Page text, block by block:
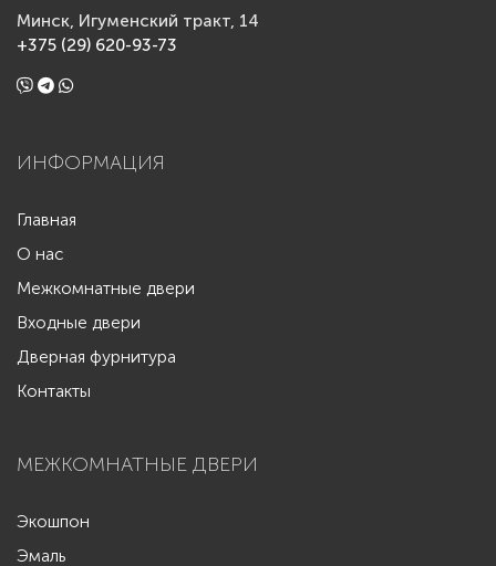
Минск, Игуменский тракт, 14
+375 (29) 620-93-73
ИНФОРМАЦИЯ
Главная
О нас
Межкомнатные двери
Входные двери
Дверная фурнитура
Контакты
МЕЖКОМНАТНЫЕ ДВЕРИ
Экошпон
Эмаль